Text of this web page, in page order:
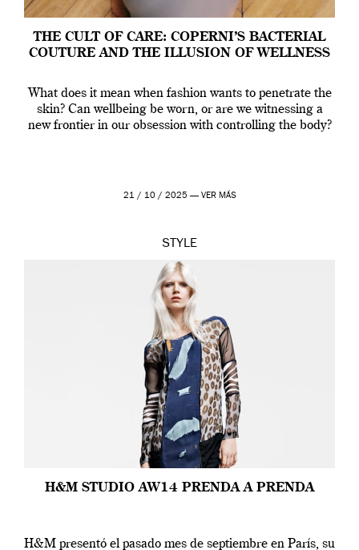
THE CULT OF CARE: COPERNI’S BACTERIAL
COUTURE AND THE ILLUSION OF WELLNESS
What does it mean when fashion wants to penetrate the
skin? Can wellbeing be worn, or are we witnessing a
new frontier in our obsession with controlling the body?
21 / 10 / 2025 — VER MÁS
STYLE
H&M STUDIO AW14 PRENDA A PRENDA
H&M presentó el pasado mes de septiembre en París, su